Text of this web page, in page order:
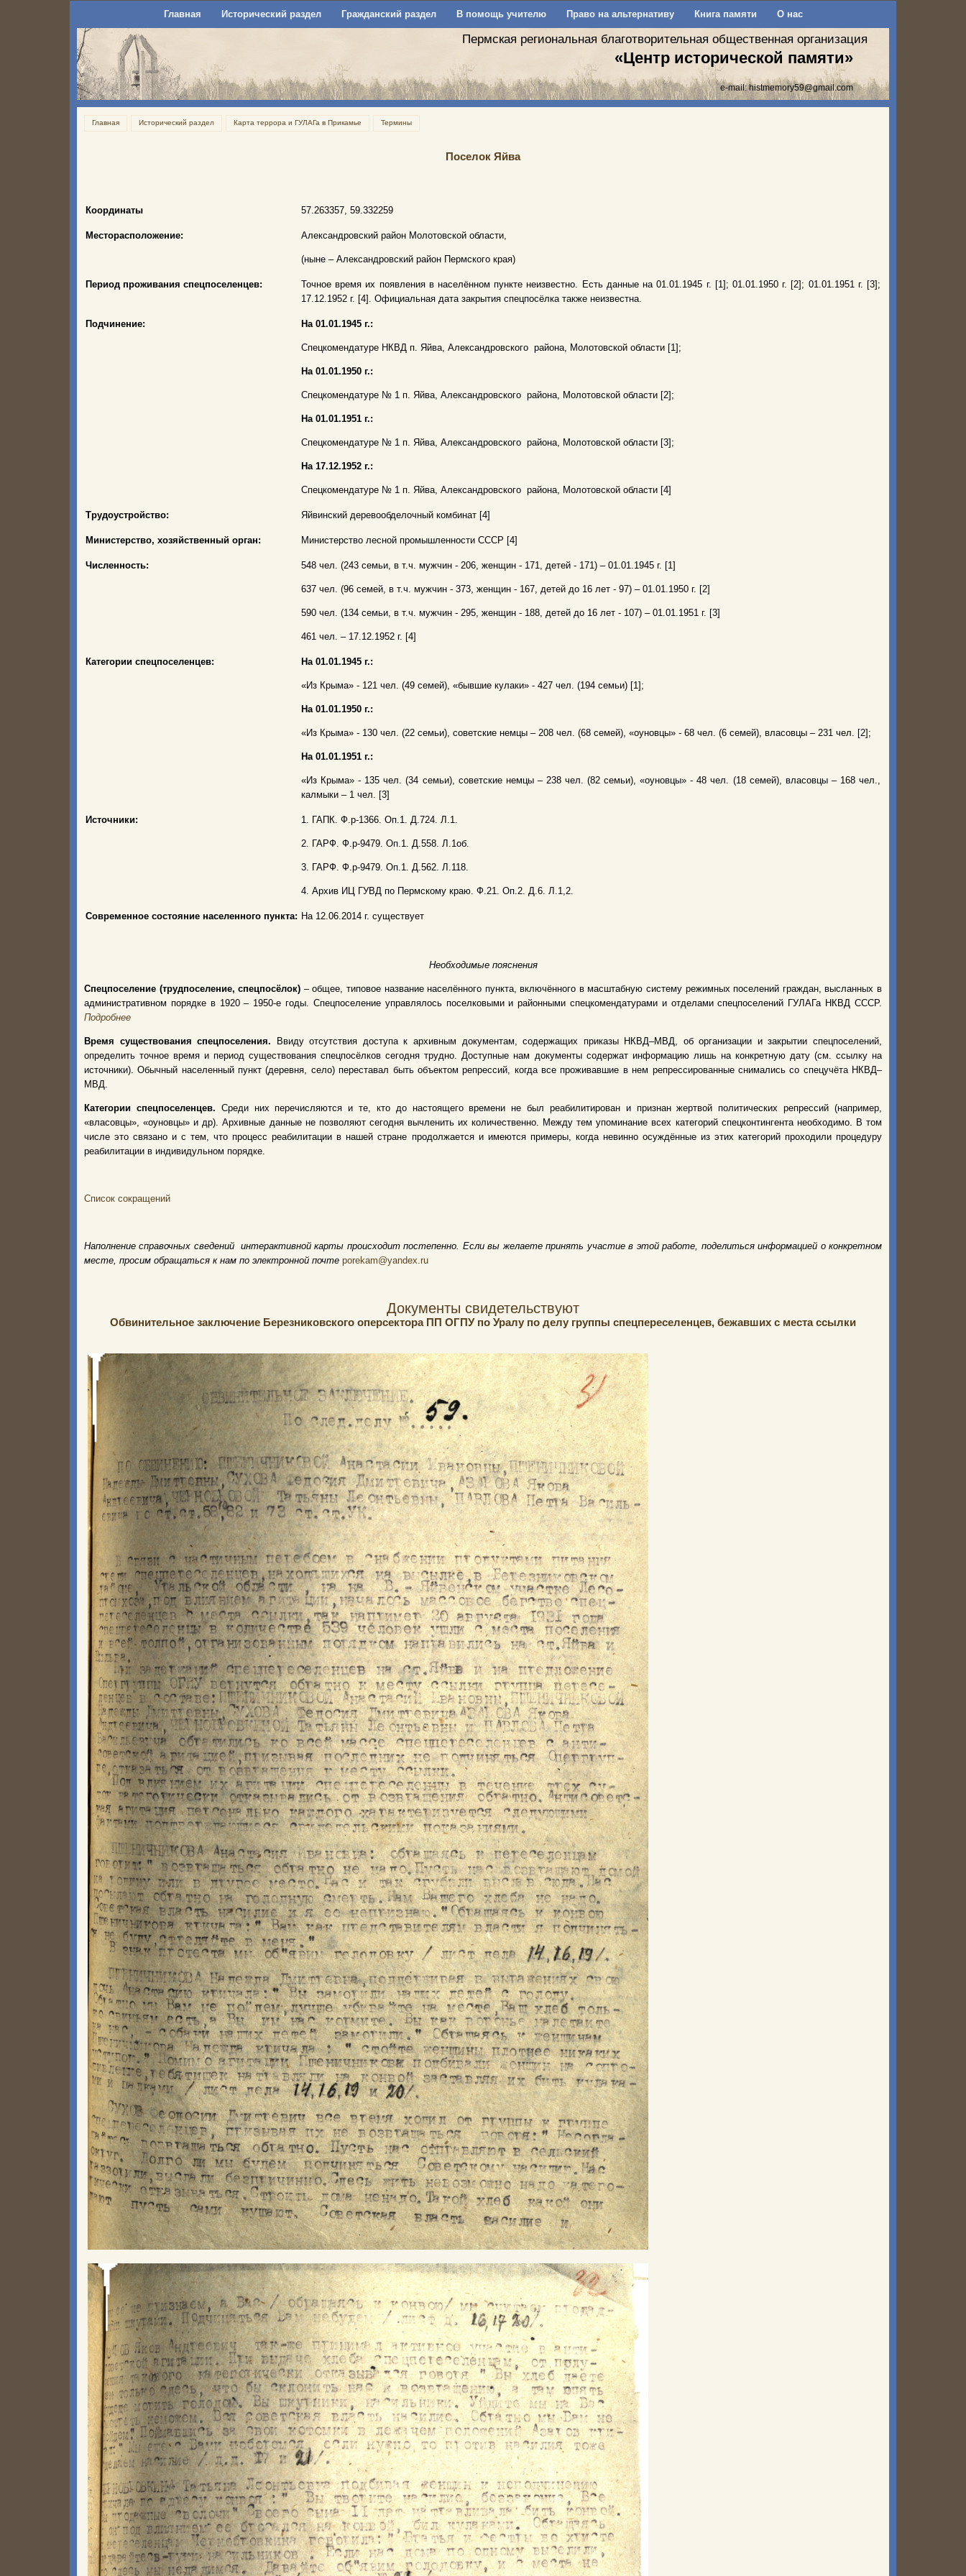
Главная Исторический раздел Гражданский раздел В помощь учителю Право на альтернативу Книга памяти О нас
Пермская региональная благотворительная общественная организация
«Центр исторической памяти»
e-mail:histmemory59@gmail.com
Главная Исторический раздел Карта террора и ГУЛАГа в Прикамье Термины
Поселок Яйва
Координаты 57.263357, 59.332259
Месторасположение: Александровский район Молотовской области,
(ныне – Александровский район Пермского края)
Период проживания спецпоселенцев:
Точное время их появления в населённом пункте неизвестно. Есть данные на 01.01.1945 г. [1]; 01.01.1950 г. [2]; 01.01.1951 г. [3];
17.12.1952 г. [4]. Официальная дата закрытия спецпосёлка также неизвестна.
Подчинение: На 01.01.1945 г.:
Спецкомендатуре НКВД п. Яйва, Александровского района, Молотовской области [1];
На 01.01.1950 г.:
Спецкомендатуре № 1 п. Яйва, Александровского района, Молотовской области [2];
На 01.01.1951 г.:
Спецкомендатуре № 1 п. Яйва, Александровского района, Молотовской области [3];
На 17.12.1952 г.:
Спецкомендатуре № 1 п. Яйва, Александровского района, Молотовской области [4]
Трудоустройство: Яйвинский деревообделочный комбинат [4]
Министерство, хозяйственный орган: Министерство лесной промышленности СССР [4]
Численность: 548 чел. (243 семьи, в т.ч. мужчин - 206, женщин - 171, детей - 171) – 01.01.1945 г. [1]
637 чел. (96 семей, в т.ч. мужчин - 373, женщин - 167, детей до 16 лет - 97) – 01.01.1950 г. [2]
590 чел. (134 семьи, в т.ч. мужчин - 295, женщин - 188, детей до 16 лет - 107) – 01.01.1951 г. [3]
461 чел. – 17.12.1952 г. [4]
Категории спецпоселенцев: На 01.01.1945 г.:
«Из Крыма» - 121 чел. (49 семей), «бывшие кулаки» - 427 чел. (194 семьи) [1];
На 01.01.1950 г.:
«Из Крыма» - 130 чел. (22 семьи), советские немцы – 208 чел. (68 семей), «оуновцы» - 68 чел. (6 семей), власовцы – 231 чел. [2];
На 01.01.1951 г.:
«Из Крыма» - 135 чел. (34 семьи), советские немцы – 238 чел. (82 семьи), «оуновцы» - 48 чел. (18 семей), власовцы – 168 чел.,
калмыки – 1 чел. [3]
Источники: 1. ГАПК. Ф.р-1366. Оп.1. Д.724. Л.1.
2. ГАРФ. Ф.р-9479. Оп.1. Д.558. Л.1об.
3. ГАРФ. Ф.р-9479. Оп.1. Д.562. Л.118.
4. Архив ИЦ ГУВД по Пермскому краю. Ф.21. Оп.2. Д.6. Л.1,2.
Современное состояние населенного пункта: На 12.06.2014 г. существует
Необходимые пояснения
Спецпоселение (трудпоселение, спецпосёлок) – общее, типовое название населённого пункта, включённого в масштабную систему режимных поселений граждан, высланных в
административном порядке в 1920 – 1950-е годы. Спецпоселение управлялось поселковыми и районными спецкомендатурами и отделами спецпоселений ГУЛАГа НКВД СССР.
Подробнее
Время существования спецпоселения.
Ввиду отсутствия доступа к архивным документам, содержащих приказы НКВД–МВД, об организации и закрытии спецпоселений,
определить точное время и период существования спецпосёлков сегодня трудно. Доступные нам документы содержат информацию лишь на конкретную дату (см. ссылку на
источники). Обычный населенный пункт (деревня, село) переставал быть объектом репрессий, когда все проживавшие в нем репрессированные снимались со спецучёта НКВД–
МВД.
Категории спецпоселенцев. Среди них перечисляются и те, кто до настоящего времени не был реабилитирован и признан жертвой политических репрессий (например,
«власовцы», «оуновцы» и др). Архивные данные не позволяют сегодня вычленить их количественно. Между тем упоминание всех категорий спецконтингента необходимо. В том
числе это связано и с тем, что процесс реабилитации в нашей стране продолжается и имеются примеры, когда невинно осуждённые из этих категорий проходили процедуру
реабилитации в индивидульном порядке.
Список сокращений
Наполнение справочных сведений интерактивной карты происходит постепенно. Если вы желаете принять участие в этой работе, поделиться информацией о конкретном
месте, просим обращаться к нам по электронной почте porekam@yandex.ru
Документы свидетельствуют
Обвинительное заключение Березниковского оперсектора ПП ОГПУ по Уралу по делу группы спецпереселенцев, бежавших с места ссылки